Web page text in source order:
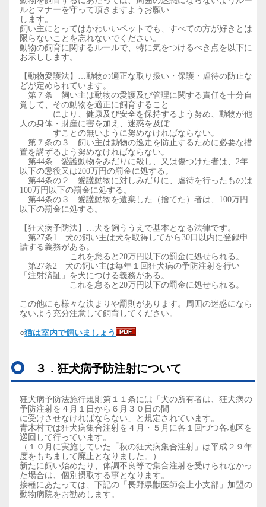
ルとマナーを守って頂きますようお願い
します。
飼い主にとってはかわいいペットでも、すべての方が好きとは
限らないことを忘れないでください。
動物の飼育に関するルールで、特に気をつけるべき点を以下に
お示しします。
【動物愛護法】…動物の適正な取り扱い・保護・虐待の防止な
どが定められています。
第７条 飼い主は動物の愛護及び管理に関する責任を十分自
覚して、その動物を適正に飼育すること
により、健康及び安全を保持するよう努め、動物が他
人の身体・財産に害を加え、迷惑を及ぼ
すことの無いよう に努めなければならない。
第７条の３ 飼い主は動物の逸走を防止するために必要な措
置を講ずるよう努めなければならない。
第44条 愛護動物をみだりに殺し、又は傷つけた者は、2年
以下の懲役又は200万円の罰金に処する。
第44条の２ 愛護動物に対しみだりに、虐待を行ったものは
100万円以下の罰金に処する。
第44条の３ 愛護動物を遺棄した（捨てた）者は、100万円
以下の罰金に処する。
【狂犬病予防法】…犬を飼ううえで基本となる法律です。
第27条1 犬の飼い主は犬を取得してから30日以内に登録申
請する義務がある。
これを怠ると20万円以下の罰金に処せられる。
第27条2 犬の飼い主は毎年１回狂犬病の予防注射を行い
「注射済証」を犬につける義務がある。
これを怠ると20万円以下の罰金に処せられる。
この他にも様々な決まりや罰則があります。周囲の迷惑になら
ないよう充分注意して飼育してください。
○猫は室内で飼いましょう
３．狂犬病予防注射について
狂犬病予防法施行規則第１１条には「犬の所有者は、狂犬病の
予防注射を４月１日から６月３０日の間
に受け させなければならない」と規定されています。
青木村では狂犬病集合注射を４月・５月に各１回づつ各地区を
巡回して行っています。
（１０月に実施していた「秋の狂犬病集合注射」は平成２９年
度をもちまして廃止となりました。）
新たに飼い始めたり、体調不良等で集合注射を受けられなかっ
た場合は、個別摂取する事とな ります。
接種にあたっては、下記の「長野県獣医師会上小支部」加盟の
動物病院をお勧めします。